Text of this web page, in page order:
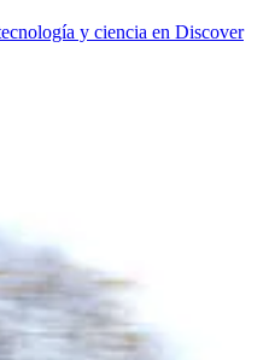
y ciencia en Discover